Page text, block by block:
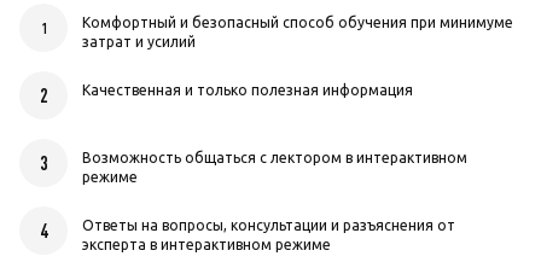
1
Комфортный и безопасный способ обучения при минимуме
затрат и усилий
2 Качественная и только полезная информация
3
Возможность общаться с лектором в интерактивном
режиме
4
Ответы на вопросы, консультации и разъяснения от
эксперта в интерактивном режиме